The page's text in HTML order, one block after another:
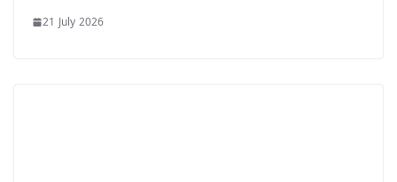
21 July 2026